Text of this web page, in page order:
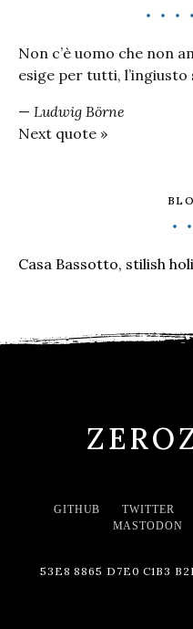
Non c’è uomo che non
esige per tutti, l’ingiusto
— Ludwig Börne
Next quote »
Casa Bassotto, stilish
GITHUB TWITTER
MASTODON
53E8 8865 D7E0 C1B3